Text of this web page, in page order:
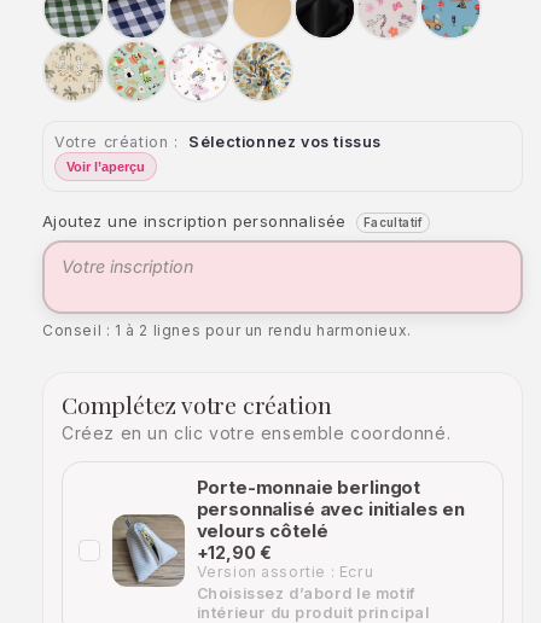
Carreaux
verts
9mm
Carreaux
bleus
9mm
Carreaux
beiges
9mm
Lin
Noir
Licorne Chantier
Jungle Kawai DanseusePtiwi
Votre création : Sélectionnez vos tissus
Voir l’aperçu
Ajoutez une inscription personnalisée Facultatif
Conseil : 1 à 2 lignes pour un rendu harmonieux.
Complétez votre création
Créez en un clic votre ensemble coordonné.
Porte-monnaie berlingot
personnalisé avec initiales en
velours côtelé
+12,90 €
Version assortie : Ecru
Choisissez d’abord le motif
intérieur du produit principal